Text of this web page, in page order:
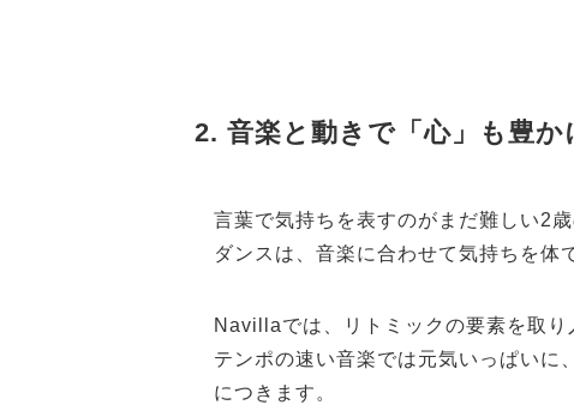
2. 音楽と動きで「心」も豊か
言葉で気持ちを表すのがまだ難しい2歳
ダンスは、音楽に合わせて気持ちを体
Navillaでは、リトミックの要素を取り
テンポの速い音楽では元気いっぱいに
につきます。